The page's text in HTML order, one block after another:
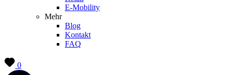
E-Mobility
Mehr
Blog
Kontakt
FAQ
0